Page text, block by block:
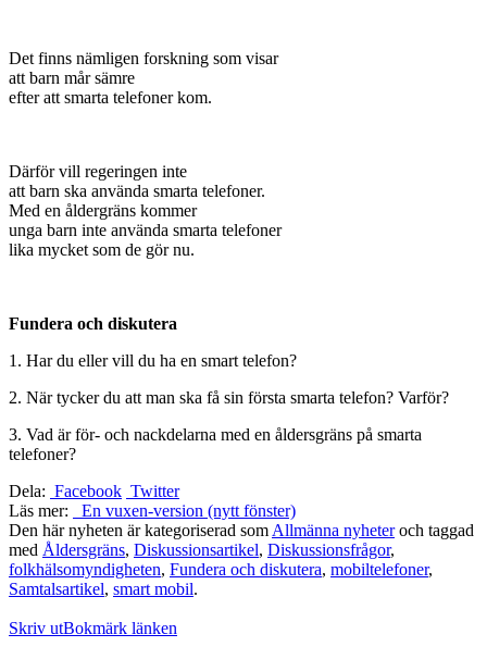
Det finns nämligen forskning som visar
att barn mår sämre
efter att smarta telefoner kom.
Därför vill regeringen inte
att barn ska använda smarta telefoner.
Med en åldergräns kommer
unga barn inte använda smarta telefoner
lika mycket som de gör nu.
Fundera och diskutera
1. Har du eller vill du ha en smart telefon?
2. När tycker du att man ska få sin första smarta telefon? Varför?
3. Vad är för- och nackdelarna med en åldersgräns på smarta
telefoner?
Dela: Facebook Twitter
Läs mer:
En vuxen-version (nytt fönster)
Den här nyheten är kategoriserad som Allmänna nyheteroch taggad
med Åldersgräns, Diskussionsartikel, Diskussionsfrågor,
folkhälsomyndigheten, Fundera och diskutera, mobiltelefoner,
Samtalsartikel, smart mobil.
Skriv utBokmärk länken